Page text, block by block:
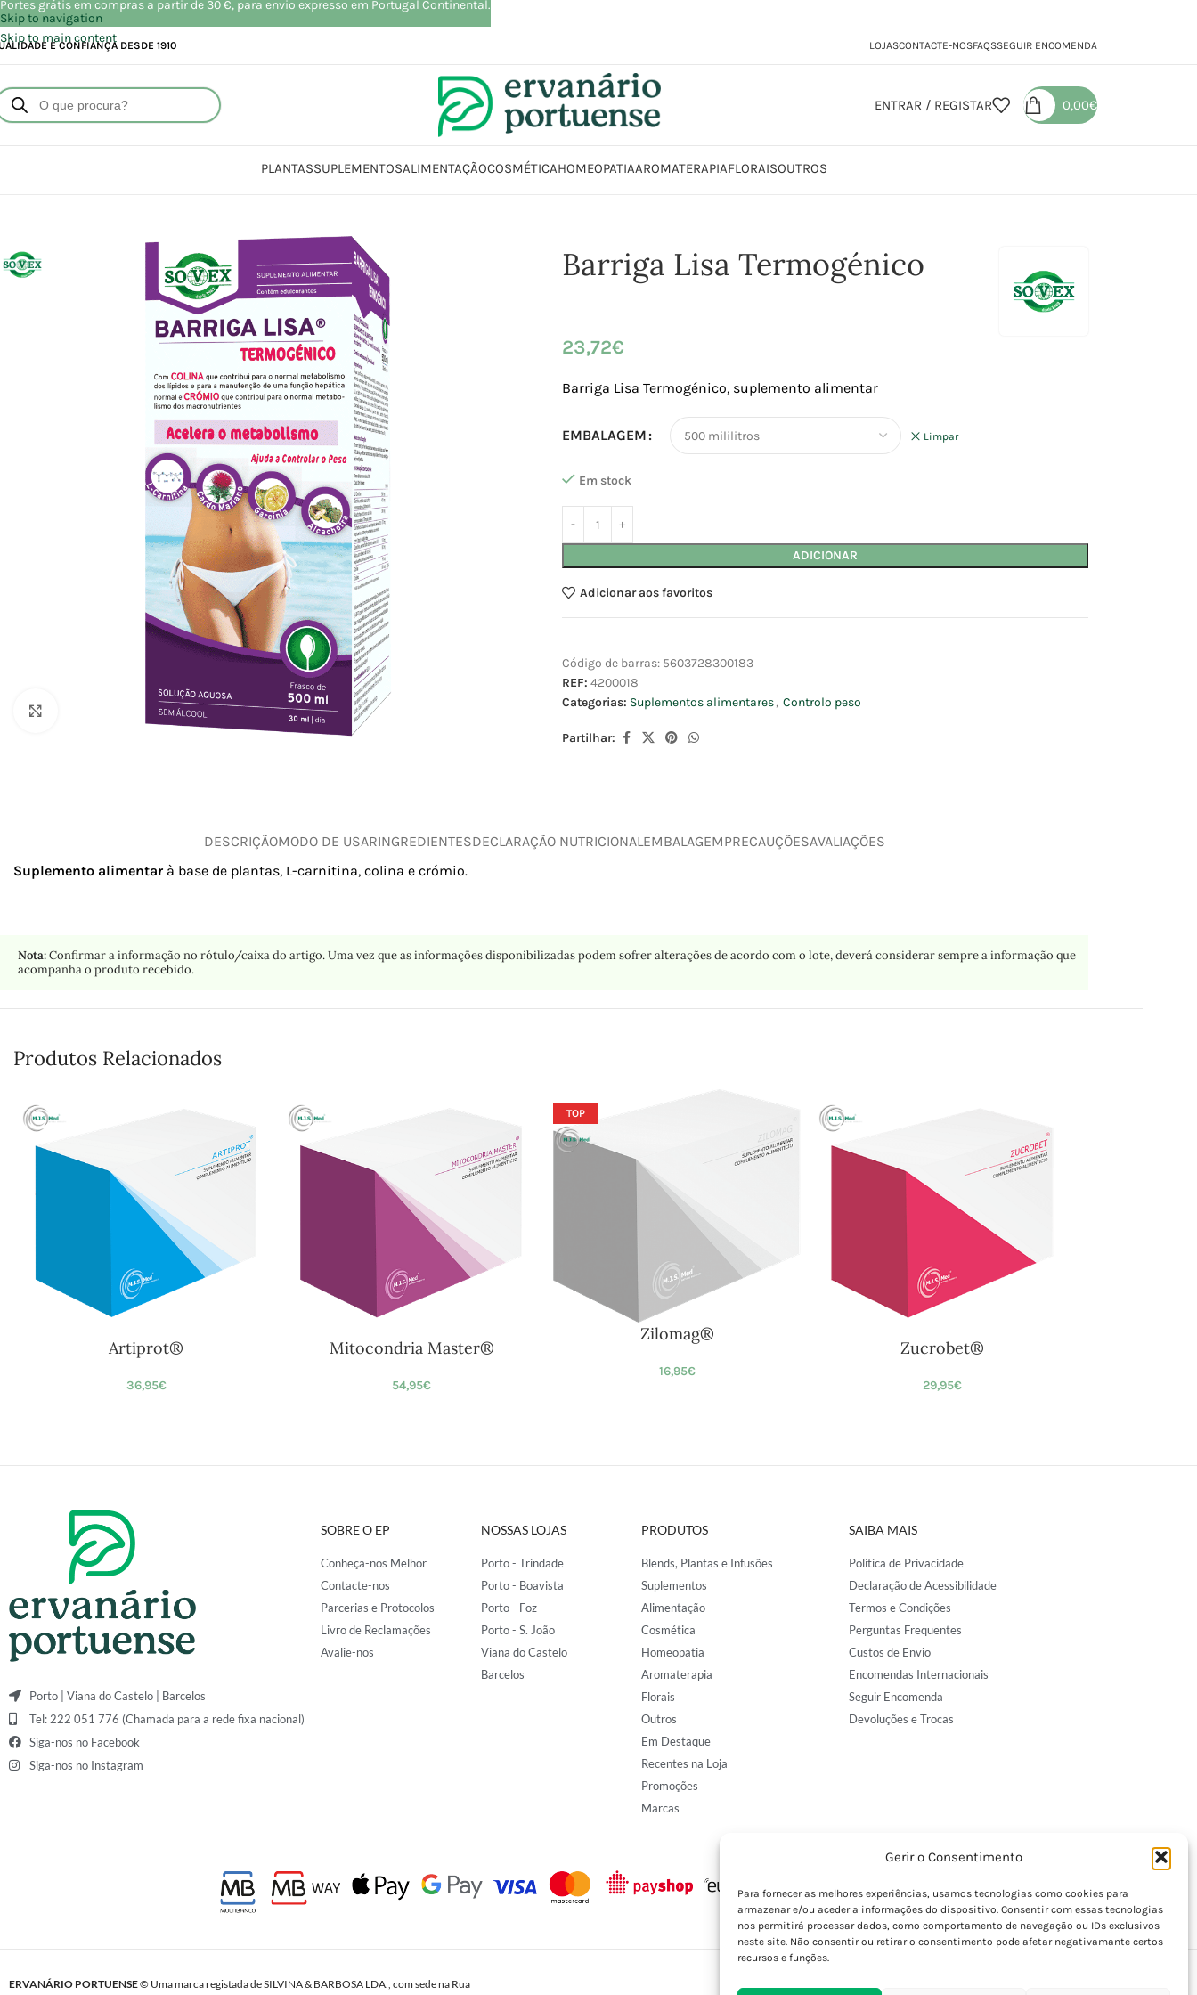
Gerir o Consentimento
Para fornecer as melhores experiências, usamos tecnologias como cookies para
armazenar e/ou aceder a informações do dispositivo. Consentir com essas tecnologias
nos permitirá processar dados, como comportamento de navegação ou IDs exclusivos
neste site. Não consentir ou retirar o consentimento pode afetar negativamante certos
recursos e funções.
Skip to navigation
Skip to main content
E CONFIANÇA DESDE 1910 LOJASCONTACTE-NOSFAQSSEGUIR ENCOMENDA
ENTRAR / REGISTAR 0,00€
PLANTASSUPLEMENTOSALIMENTAÇÃOCOSMÉTICAHOMEOPATIAAROMATERAPIAFLORAISOUTROS
Barriga Lisa Termogénico
23,72€
Barriga Lisa Termogénico, suplemento alimentar
EMBALAGEM Limpar
Em stock
ADICIONAR
Adicionar aos favoritos
Código de barras: 5603728300183
REF: 4200018
Categorias: Suplementos alimentares, Controlo peso
Partilhar:
DESCRIÇÃOMODO DE USARINGREDIENTESDECLARAÇÃO NUTRICIONAL EMBALAGEMPRECAUÇÕESAVALIAÇÕES
Suplemento alimentar à base de plantas, L-carnitina, colina e crómio.
Nota:Confirmar a informação no rótulo/caixa do artigo. Uma vez que as informações disponibilizadas podem sofrer alterações de acordo com o lote, deverá considerar sempre a informação que
acompanha o produto recebido.
Produtos Relacionados
Artiprot®
36,95€
Mitocondria Master®
54,95€
TOP
Zilomag®
16,95€
Zucrobet®
29,95€
Porto | Viana do Castelo | Barcelos
Tel: 222 051 776 (Chamada para a rede fixa nacional)
Siga-nos no Facebook
Siga-nos no Instagram
SOBRE O EP
Conheça-nos Melhor
Contacte-nos
Parcerias e Protocolos
Livro de Reclamações
Avalie-nos
NOSSAS LOJAS
Porto - Trindade
Porto - Boavista
Porto - Foz
Porto - S. João
Viana do Castelo
Barcelos
PRODUTOS
Blends, Plantas e Infusões
Suplementos
Alimentação
Cosmética
Homeopatia
Aromaterapia
Florais
Outros
Em Destaque
Recentes na Loja
Promoções
Marcas
SAIBA MAIS
Política de Privacidade
Declaração de Acessibilidade
Termos e Condições
Perguntas Frequentes
Custos de Envio
Encomendas Internacionais
Seguir Encomenda
Devoluções e Trocas
ERVANÁRIO PORTUENSE© Uma marca registada de SILVINA & BARBOSA LDA., com sede na Rua
Portes grátis em compras a partir de 30 €, para envio expresso em Portugal Continental.